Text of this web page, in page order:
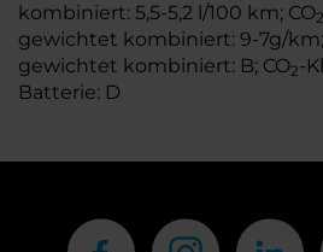
kombiniert: 5,5-5,2 l/100 km; CO2
gewichtet kombiniert: 9-7g/km;
gewichtet kombiniert: B; CO2-
Batterie: D